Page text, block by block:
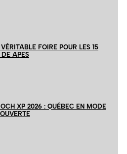
FOIRE POUR LES 15
APES
XP 2026 : QUÉBEC EN MODE